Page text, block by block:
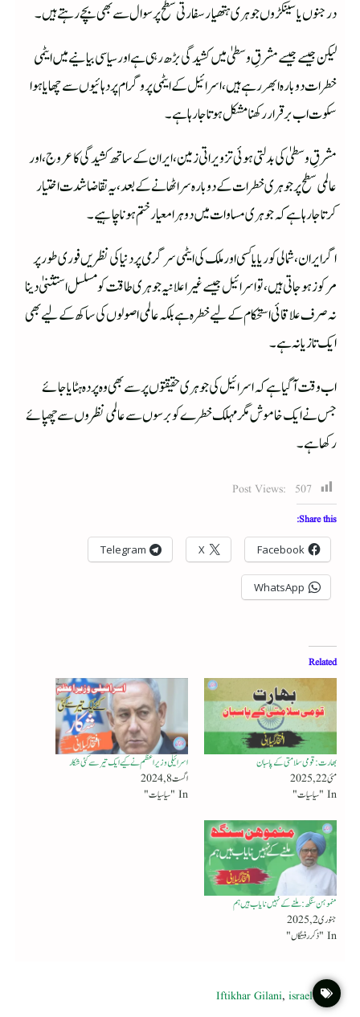
درجنوں یا سینکڑوں جوہری ہتھیار سفارتی سطح پر سوال سے بھی بچے رہتے ہیں۔
لیکن جیسے جیسے مشرقِ وسطیٰ میں کشیدگی بڑھ رہی ہے اور سیاسی بیانیے میں ایٹمی
خطرات دوبارہ ابھر رہے ہیں، اسرائیل کے ایٹمی پروگرام پر دہائیوں سے چھایا ہوا
سکوت اب برقرار رکھنا مشکل ہوتا جا رہا ہے۔
مشرقِ وسطیٰ کی بدلتی ہوئی تزویراتی زمین، ایران کے ساتھ کشیدگی کا عروج، اور
عالمی سطح پر جوہری خطرات کے دوبارہ سر اٹھانے کے بعد، یہ تقاضا شدت اختیار
کرتا جا رہا ہے کہ جوہری مساوات میں دوہرا معیار ختم ہونا چاہیے۔
اگر ایران، شمالی کوریا یاکسی اور ملک کی ایٹمی سرگرمی پر دنیا کی نظریں فوری طور پر
مرکوز ہو جاتی ہیں، تو اسرائیل جیسے غیر اعلانیہ جوہری طاقت کو مسلسل استثنیٰ دینا
نہ صرف علاقائی استحکام کے لیے خطرہ ہے بلکہ عالمی اصولوں کی ساکھ کے لیے بھی
ایک تازیانہ ہے۔
اب وقت آ گیا ہے کہ اسرائیل کی جوہری حقیقتوں پر سے بھی وہ پردہ ہٹایا جائے
جس نے ایک خاموش مگر مہلک خطرے کو برسوں سے عالمی نظروں سے چھپائے
رکھا ہے۔
Post Views: 507
Share this:
Facebook
X
Telegram
WhatsApp
Related
بھارت: قومی سلامتی کے پاسبان
مئی 22, 2025
In "سیاسیات"
اسرائیلی وزیر اعظم نے کیے ایک تیر سے کئی شکار
اگست 8, 2024
In "سیاسیات"
منموہن سنگھ : ملنے کے نہیں نایاب ہیں ہم
جنوری 2, 2025
In "ذکر رفتگاں"
Iftikhar Gilani,israel